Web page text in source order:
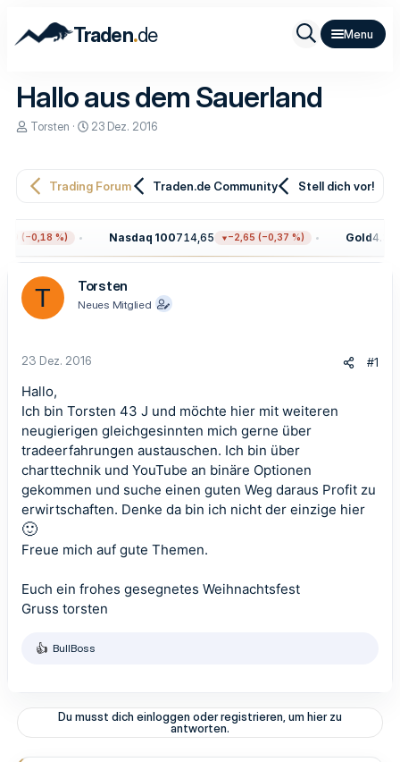
Traden.de
Hallo aus dem Sauerland
E
e
r
Torsten
E
e
l
m
23 Dez. 2016
Trading Forum Traden.de Community Stell dich vor!
(−0,18 %) Nasdaq 100714,65 −2,65 (−0,37 %) Gold
T Torsten
Neues Mitglied
23 Dez. 2016 #1
Hallo,
Ich bin Torsten 43 J und möchte hier mit weiteren
neugierigen gleichgesinnten mich gerne über
tradeerfahrungen austauschen. Ich bin über
charttechnik und YouTube an binäre Optionen
gekommen und suche einen guten Weg daraus Profit zu
erwirtschaften. Denke da bin ich nicht der einzige hier
🙂
Freue mich auf gute Themen.
Euch ein frohes gesegnetes Weihnachtsfest
Gruss torsten
R
t
o
n
BullBoss
Du musst dich einloggen oder registrieren, um hier zu
antworten.